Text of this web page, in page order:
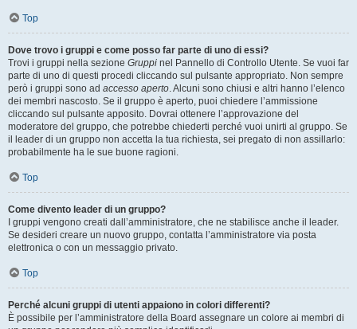
Top
Dove trovo i gruppi e come posso far parte di uno di essi?
Trovi i gruppi nella sezione Gruppi nel Pannello di Controllo Utente. Se vuoi far
parte di uno di questi procedi cliccando sul pulsante appropriato. Non sempre
però i gruppi sono ad accesso aperto. Alcuni sono chiusi e altri hanno l’elenco
dei membri nascosto. Se il gruppo è aperto, puoi chiedere l’ammissione
cliccando sul pulsante apposito. Dovrai ottenere l’approvazione del
moderatore del gruppo, che potrebbe chiederti perché vuoi unirti al gruppo. Se
il leader di un gruppo non accetta la tua richiesta, sei pregato di non assillarlo:
probabilmente ha le sue buone ragioni.
Top
Come divento leader di un gruppo?
I gruppi vengono creati dall’amministratore, che ne stabilisce anche il leader.
Se desideri creare un nuovo gruppo, contatta l’amministratore via posta
elettronica o con un messaggio privato.
Top
Perché alcuni gruppi di utenti appaiono in colori differenti?
È possibile per l’amministratore della Board assegnare un colore ai membri di